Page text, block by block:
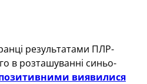
результатами ПЛР-
в розташуванні синьо-
виявилися